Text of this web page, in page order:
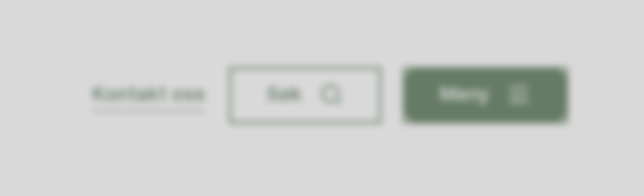
Kontakt oss Søk Meny